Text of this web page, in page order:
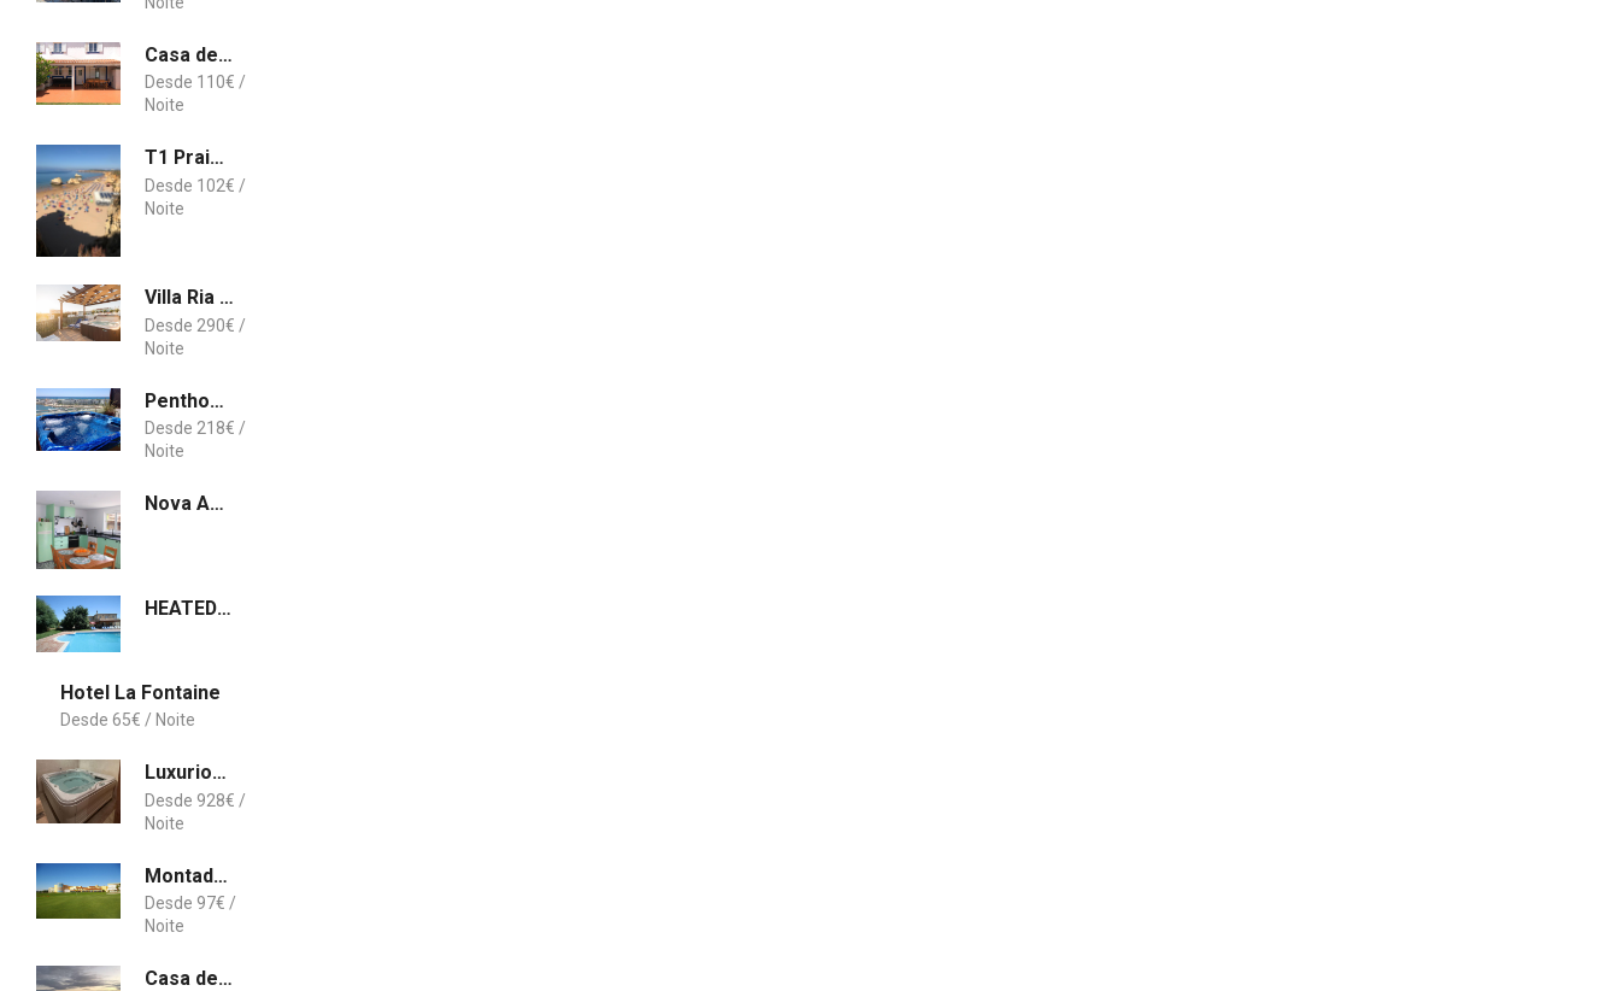
Casa de Férias do Almograve
110€
T1 Praia da Rocha
102€
Villa Ria Rose, Alto da Ria 23 - jacuzzi and beach
290€
Penthouse Marina By Vilamoura Sun
218€
Nova Aurora, Peace and tranquily
HEATED POOL , JACUZZI, WIFI ,GAMES ROOMS,9 BEDROOMS
Hotel La Fontaine
65€
Luxurious Royal Estate em Historic Sintra Paradise
928€
Montado Hotel & Golf Resort
97€
Casa de Férias Sal Guest House